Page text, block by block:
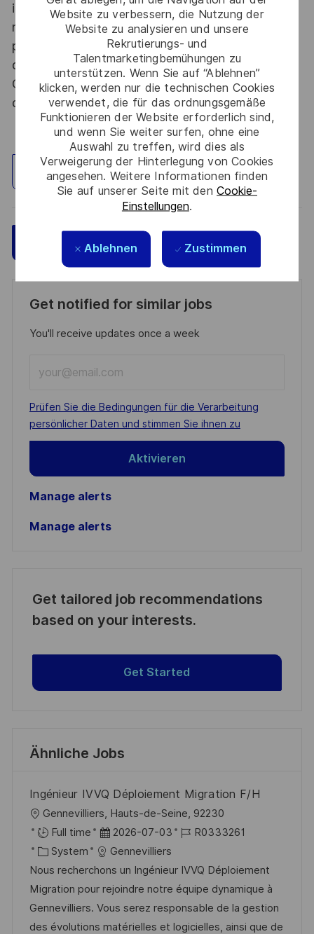
Website zu verbessern, die Nutzung der
Website zu analysieren und unsere
Rekrutierungs- und
Talentmarketingbemühungen zu
unterstützen. Wenn Sie auf “Ablehnen”
klicken, werden nur die technischen Cookies
verwendet, die für das ordnungsgemäße
Funktionieren der Website erforderlich sind,
und wenn Sie weiter surfen, ohne eine
Auswahl zu treffen, wird dies als
Verweigerung der Hinterlegung von Cookies
angesehen. Weitere Informationen finden
Sie auf unserer Seite mit den Cookie-
Einstellungen.
Ablehnen Zustimmen
informations relevant du secret de la défense
nationale, la personne retenue fera l'objet d'une
procédure d’habilitation, conformément aux
dispositions des articles R.2311-1 et suivants du
Code de la défense et de l’IGI 1300 SGDSN/PSE
du 09 août 2021.
Standort erkunden
Jetzt bewerben Speichern
Get notified for similar jobs
You'll receive updates once a week
Email
address
(Required)
Required
Prüfen Sie die Bedingungen für die Verarbeitung
persönlicher Daten und stimmen Sie ihnen zu
Aktivieren
Manage alerts
Manage alerts
Get tailored job recommendations
based on your interests.
Get Started
Ähnliche Jobs
Ingénieur IVVQ Déploiement Migration F/H
O
r
t
Gennevilliers, Hauts-de-Seine, 92230
Full time
D
a
t
u
m
d
2026-07-03
J
b
-
I
D
R0333261
K
a
t
e
g
System
Gennevilliers
Nous recherchons un Ingénieur IVVQ Déploiement
Migration pour rejoindre notre équipe dynamique à
Gennevilliers. Vous serez responsable de la gestion
des évolutions matérielles et logicielles, ainsi que de